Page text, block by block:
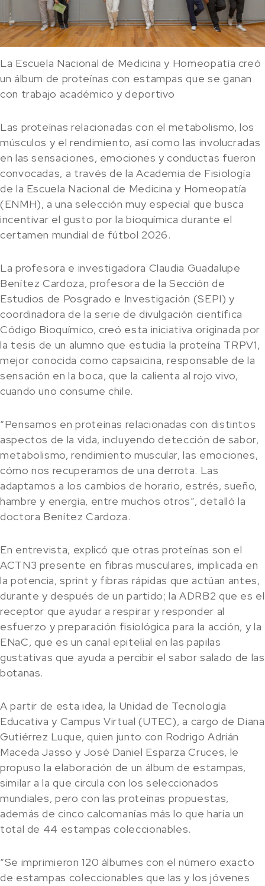
La Escuela Nacional de Medicina y Homeopatía creó
un álbum de proteínas con estampas que se ganan
con trabajo académico y deportivo
Las proteínas relacionadas con el metabolismo, los
músculos y el rendimiento, así como las involucradas
en las sensaciones, emociones y conductas fueron
convocadas, a través de la Academia de Fisiología
de la Escuela Nacional de Medicina y Homeopatía
(ENMH), a una selección muy especial que busca
incentivar el gusto por la bioquímica durante el
certamen mundial de fútbol 2026.
La profesora e investigadora Claudia Guadalupe
Benítez Cardoza, profesora de la Sección de
Estudios de Posgrado e Investigación (SEPI) y
coordinadora de la serie de divulgación científica
Código Bioquímico, creó esta iniciativa originada por
la tesis de un alumno que estudia la proteína TRPV1,
mejor conocida como capsaicina, responsable de la
sensación en la boca, que la calienta al rojo vivo,
cuando uno consume chile.
“Pensamos en proteínas relacionadas con distintos
aspectos de la vida, incluyendo detección de sabor,
metabolismo, rendimiento muscular, las emociones,
cómo nos recuperamos de una derrota. Las
adaptamos a los cambios de horario, estrés, sueño,
hambre y energía, entre muchos otros”, detalló la
doctora Benítez Cardoza.
En entrevista, explicó que otras proteínas son el
ACTN3 presente en fibras musculares, implicada en
la potencia, sprint y fibras rápidas que actúan antes,
durante y después de un partido; la ADRB2 que es el
receptor que ayudar a respirar y responder al
esfuerzo y preparación fisiológica para la acción, y la
ENaC, que es un canal epitelial en las papilas
gustativas que ayuda a percibir el sabor salado de las
botanas.
A partir de esta idea, la Unidad de Tecnología
Educativa y Campus Virtual (UTEC), a cargo de Diana
Gutiérrez Luque, quien junto con Rodrigo Adrián
Maceda Jasso y José Daniel Esparza Cruces, le
propuso la elaboración de un álbum de estampas,
similar a la que circula con los seleccionados
mundiales, pero con las proteínas propuestas,
además de cinco calcomanías más lo que haría un
total de 44 estampas coleccionables.
“Se imprimieron 120 álbumes con el número exacto
de estampas coleccionables que las y los jóvenes